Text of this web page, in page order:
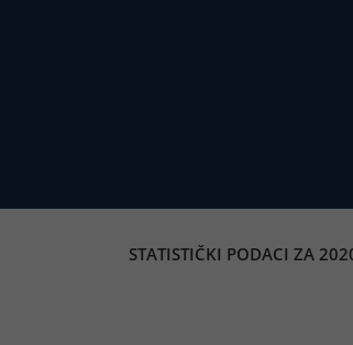
STATISTIČKI PODACI ZA